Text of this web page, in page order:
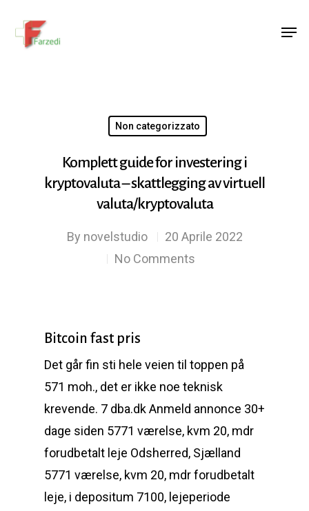
Non categorizzato
Komplett guide for investering i
kryptovaluta – skattlegging av virtuell
valuta/kryptovaluta
By novelstudio
20 Aprile 2022
No Comments
Bitcoin fast pris
Det går fin sti hele veien til toppen på
571 moh., det er ikke noe teknisk
krevende. 7 dba.dk Anmeld annonce 30+
dage siden 5771 værelse, kvm 20, mdr
forudbetalt leje Odsherred, Sjælland
5771 værelse, kvm 20, mdr forudbetalt
leje, i depositum 7100, lejeperiode